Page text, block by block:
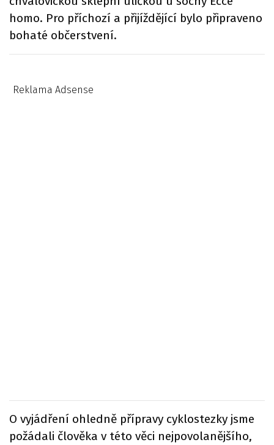
homo. Pro příchozí a přijíždějící bylo připraveno
bohaté občerstvení.
Reklama Adsense
O vyjádření ohledně přípravy cyklostezky jsme
požádali člověka v této věci nejpovolanějšího,